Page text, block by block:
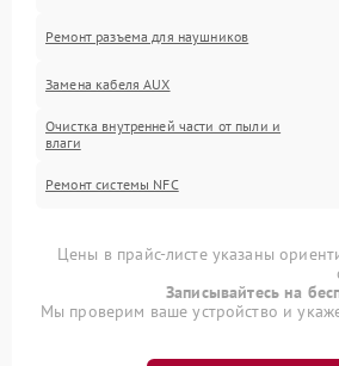
Ремонт разъема для наушников
Замена кабеля AUX
Очистка внутренней части от пыли и
влаги
Ремонт системы NFC
Цены в прайс-листе указаны
Записывайтесь на
Мы проверим ваше устройство и